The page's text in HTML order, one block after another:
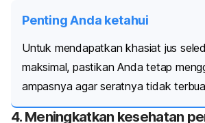
Penting Anda ketahui
Untuk mendapatkan khasiat jus
maksimal, pastikan Anda tetap
ampasnya agar seratnya tidak
4. Meningkatkan kesehatan